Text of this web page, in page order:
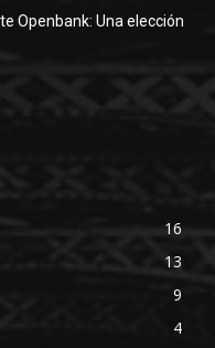
Openbank: Una elección
16
13
9
4